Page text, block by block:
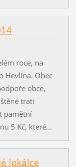
roce, na
Hevlína. Obec
obce,
trati
pamětní
5 Kč, které...
lokálce